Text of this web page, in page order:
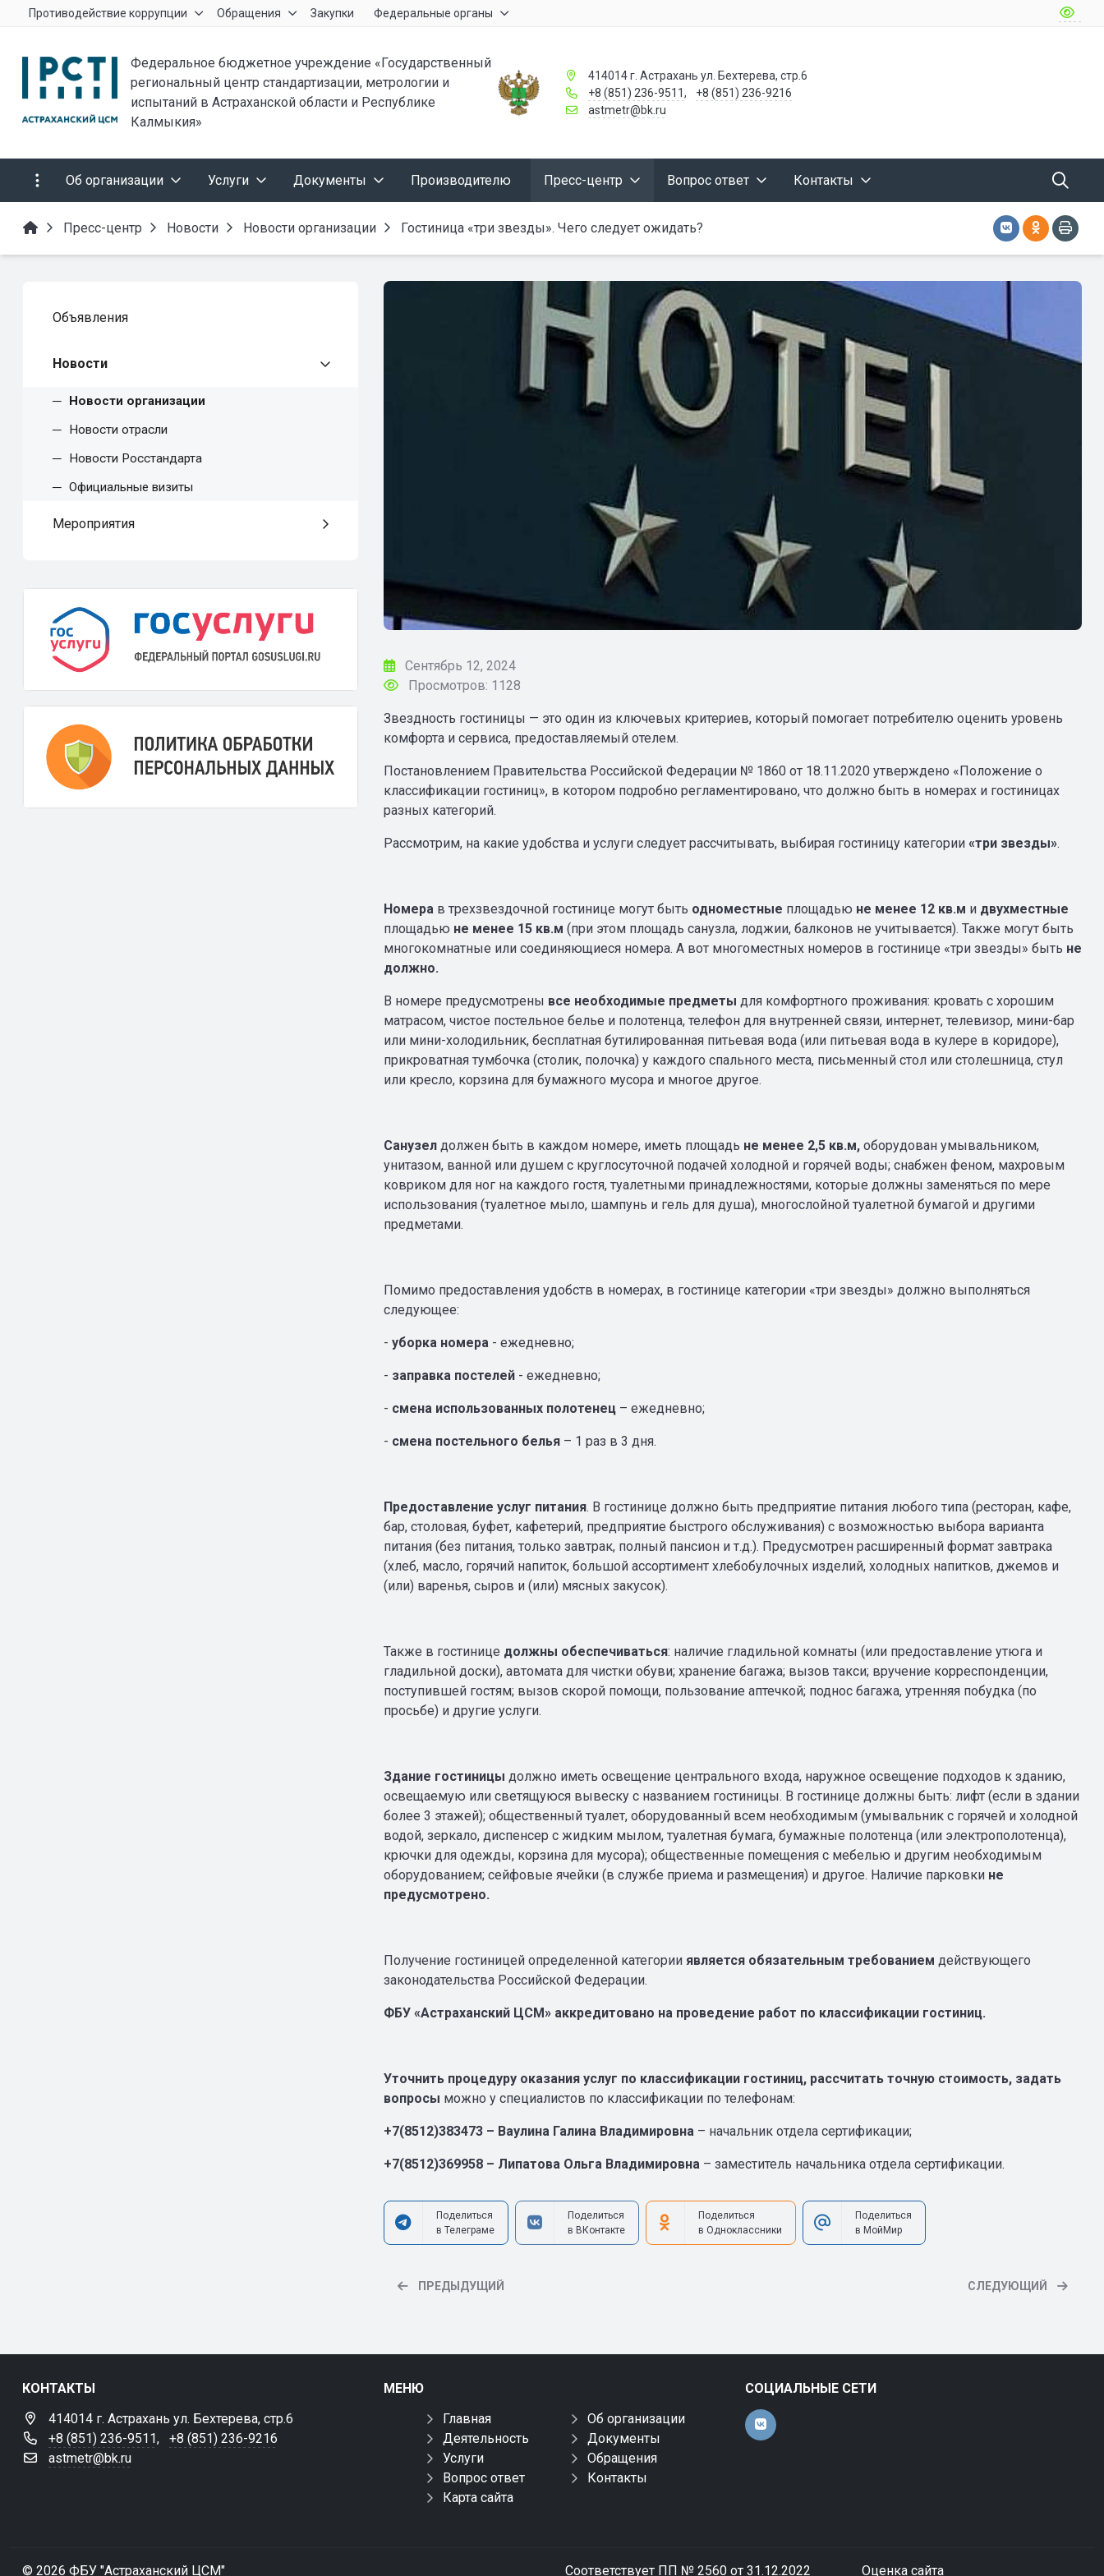
Противодействие коррупции Обращения Закупки Федеральные органы
Федеральное бюджетное учреждение «Государственный
региональный центр стандартизации, метрологии и
испытаний в Астраханской области и Республике
Калмыкия»
414014 г. Астрахань ул. Бехтерева, стр.6
+8 (851) 236-9511,
+8 (851) 236-9216
astmetr@bk.ru
Об организации Услуги Документы Производителю Пресс-центр Вопрос ответ Контакты
Пресс-центр Новости Новости организации Гостиница «три звезды». Чего следует ожидать?
Объявления
Новости
Новости организации
Новости отрасли
Новости Росстандарта
Официальные визиты
Мероприятия
Сентябрь 12, 2024
Просмотров: 1128
Звездность гостиницы — это один из ключевых критериев, который помогает потребителю оценить уровень
комфорта и сервиса, предоставляемый отелем.
Постановлением Правительства Российской Федерации № 1860 от 18.11.2020 утверждено «Положение о
классификации гостиниц», в котором подробно регламентировано, что должно быть в номерах и гостиницах
разных категорий.
Рассмотрим, на какие удобства и услуги следует рассчитывать, выбирая гостиницу категории «три звезды».
Номера в трехзвездочной гостинице могут быть одноместные площадью не менее 12 кв.м и двухместные
площадью не менее 15 кв.м (при этом площадь санузла, лоджии, балконов не учитывается). Также могут быть
многокомнатные или соединяющиеся номера. А вот многоместных номеров в гостинице «три звезды» быть не
должно.
В номере предусмотрены все необходимые предметы для комфортного проживания: кровать с хорошим
матрасом, чистое постельное белье и полотенца, телефон для внутренней связи, интернет, телевизор, мини-бар
или мини-холодильник, бесплатная бутилированная питьевая вода (или питьевая вода в кулере в коридоре),
прикроватная тумбочка (столик, полочка) у каждого спального места, письменный стол или столешница, стул
или кресло, корзина для бумажного мусора и многое другое.
Санузелдолжен быть в каждом номере, иметь площадь не менее 2,5 кв.м, оборудован умывальником,
унитазом, ванной или душем с круглосуточной подачей холодной и горячей воды; снабжен феном, махровым
ковриком для ног на каждого гостя, туалетными принадлежностями, которые должны заменяться по мере
использования (туалетное мыло, шампунь и гель для душа), многослойной туалетной бумагой и другими
предметами.
Помимо предоставления удобств в номерах, в гостинице категории «три звезды» должно выполняться
следующее:
- уборка номера- ежедневно;
- заправка постелей- ежедневно;
- смена использованных полотенец– ежедневно;
- смена постельного белья– 1 раз в 3 дня.
Предоставление услуг питания. В гостинице должно быть предприятие питания любого типа (ресторан, кафе,
бар, столовая, буфет, кафетерий, предприятие быстрого обслуживания) с возможностью выбора варианта
питания (без питания, только завтрак, полный пансион и т.д.). Предусмотрен расширенный формат завтрака
(хлеб, масло, горячий напиток, большой ассортимент хлебобулочных изделий, холодных напитков, джемов и
(или) варенья, сыров и (или) мясных закусок).
Также в гостинице должны обеспечиваться: наличие гладильной комнаты (или предоставление утюга и
гладильной доски), автомата для чистки обуви; хранение багажа; вызов такси; вручение корреспонденции,
поступившей гостям; вызов скорой помощи, пользование аптечкой; поднос багажа, утренняя побудка (по
просьбе) и другие услуги.
Здание гостиницы должно иметь освещение центрального входа, наружное освещение подходов к зданию,
освещаемую или светящуюся вывеску с названием гостиницы. В гостинице должны быть: лифт (если в здании
более 3 этажей); общественный туалет, оборудованный всем необходимым (умывальник с горячей и холодной
водой, зеркало, диспенсер с жидким мылом, туалетная бумага, бумажные полотенца (или электрополотенца),
крючки для одежды, корзина для мусора); общественные помещения с мебелью и другим необходимым
оборудованием; сейфовые ячейки (в службе приема и размещения) и другое. Наличие парковки не
предусмотрено.
Получение гостиницей определенной категории является обязательным требованием действующего
законодательства Российской Федерации.
ФБУ «Астраханский ЦСМ» аккредитовано на проведение работ по классификации гостиниц.
Уточнить процедуру оказания услуг по классификации гостиниц, рассчитать точную стоимость, задать
вопросы можно у специалистов по классификации по телефонам:
+7(8512)383473 – Ваулина Галина Владимировна– начальник отдела сертификации;
+7(8512)369958 – Липатова Ольга Владимировна – заместитель начальника отдела сертификации.
Поделиться
в Телеграме
Поделиться
в ВКонтакте
Поделиться
в Одноклассники
Поделиться
в МойМир
ПРЕДЫДУЩИЙ СЛЕДУЮЩИЙ
КОНТАКТЫ
414014 г. Астрахань ул. Бехтерева, стр.6
+8 (851) 236-9511,
+8 (851) 236-9216
astmetr@bk.ru
МЕНЮ
Главная
Об организации
Деятельность
Документы
Услуги
Обращения
Вопрос ответ
Контакты
Карта сайта
СОЦИАЛЬНЫЕ СЕТИ
© 2026 ФБУ "Астраханский ЦСМ" Соответствует ПП № 2560 от 31.12.2022 Оценка сайта